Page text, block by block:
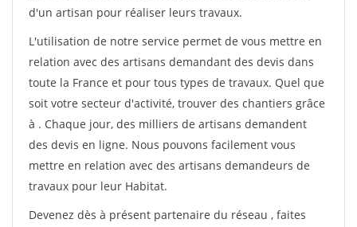
d'un artisan pour réaliser leurs travaux.
L'utilisation de notre service permet de vous mettre en
relation avec des artisans demandant des devis dans
toute la France et pour tous types de travaux. Quel que
soit votre secteur d'activité, trouver des chantiers grâce
à . Chaque jour, des milliers de artisans demandent
des devis en ligne. Nous pouvons facilement vous
mettre en relation avec des artisans demandeurs de
travaux pour leur Habitat.
Devenez dès à présent partenaire du réseau , faites